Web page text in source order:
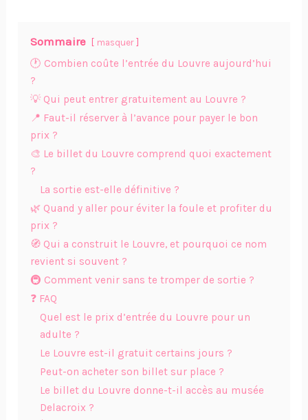
Sommaire masquer
🕐 Combien coûte l’entrée du Louvre aujourd’hui
?
💡 Qui peut entrer gratuitement au Louvre ?
📍 Faut-il réserver à l’avance pour payer le bon
prix ?
🎨 Le billet du Louvre comprend quoi exactement
?
La sortie est-elle définitive ?
🌿 Quand y aller pour éviter la foule et profiter du
prix ?
🧭 Qui a construit le Louvre, et pourquoi ce nom
revient si souvent ?
🚇 Comment venir sans te tromper de sortie ?
❓ FAQ
Quel est le prix d’entrée du Louvre pour un
adulte ?
Le Louvre est-il gratuit certains jours ?
Peut-on acheter son billet sur place ?
Le billet du Louvre donne-t-il accès au musée
Delacroix ?